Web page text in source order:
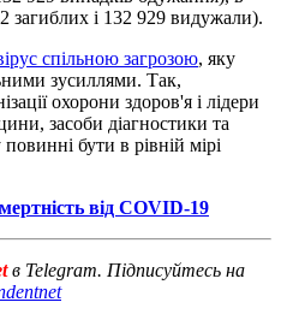
загиблих і 132 929 видужали).
спільною загрозою, яку
зусиллями. Так,
охорони здоров'я і лідери
засоби діагностики та
бути в рівній мірі
від COVID-19
в Telegram. Підписуйтесь на